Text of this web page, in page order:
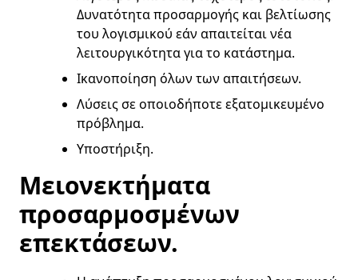
Δυνατότητα προσαρμογής και βελτίωσης
του λογισμικού εάν απαιτείται νέα
λειτουργικότητα για το κατάστημα.
Ικανοποίηση όλων των απαιτήσεων.
Λύσεις σε οποιοδήποτε εξατομικευμένο
πρόβλημα.
Υποστήριξη.
Μειονεκτήματα
προσαρμοσμένων
επεκτάσεων.